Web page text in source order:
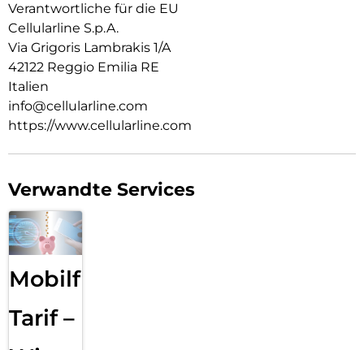
Verantwortliche für die EU
Cellularline S.p.A.
Via Grigoris Lambrakis 1/A
42122 Reggio Emilia RE
Italien
info@cellularline.com
https://www.cellularline.com
Verwandte Services
Mobilfunk
Tarif –